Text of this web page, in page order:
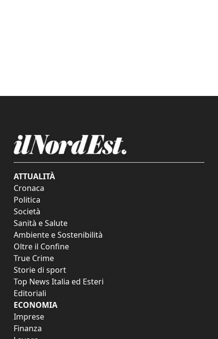
ATTUALITÀ
Cronaca
Politica
Società
Sanità e Salute
Ambiente e Sostenibilità
Oltre il Confine
True Crime
Storie di sport
Top News Italia ed Esteri
Editoriali
ECONOMIA
Imprese
Finanza